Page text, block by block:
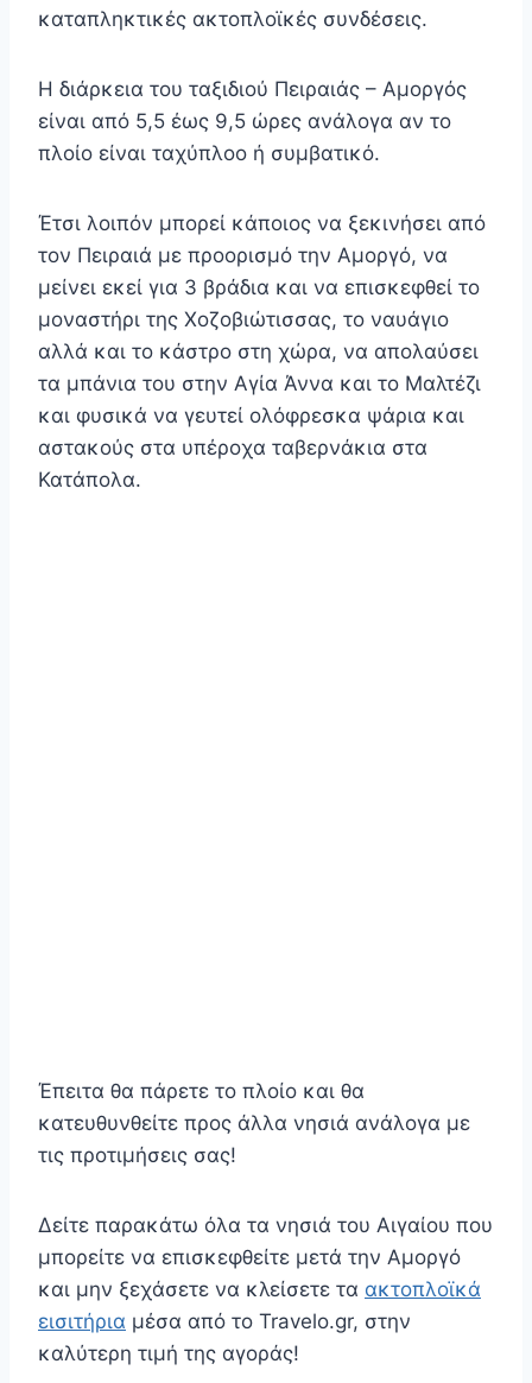
καταπληκτικές ακτοπλοϊκές συνδέσεις.
Η διάρκεια του ταξιδιού Πειραιάς – Αμοργός
είναι από 5,5 έως 9,5 ώρες ανάλογα αν το
πλοίο είναι ταχύπλοο ή συμβατικό.
Έτσι λοιπόν μπορεί κάποιος να ξεκινήσει από
τον Πειραιά με προορισμό την Αμοργό, να
μείνει εκεί για 3 βράδια και να επισκεφθεί το
μοναστήρι της Χοζοβιώτισσας, το ναυάγιο
αλλά και το κάστρο στη χώρα, να απολαύσει
τα μπάνια του στην Αγία Άννα και το Μαλτέζι
και φυσικά να γευτεί ολόφρεσκα ψάρια και
αστακούς στα υπέροχα ταβερνάκια στα
Κατάπολα.
Έπειτα θα πάρετε το πλοίο και θα
κατευθυνθείτε προς άλλα νησιά ανάλογα με
τις προτιμήσεις σας!
Δείτε παρακάτω όλα τα νησιά του Αιγαίου που
μπορείτε να επισκεφθείτε μετά την Αμοργό
και μην ξεχάσετε να κλείσετε τα ακτοπλοϊκά
εισιτήρια μέσα από το Travelo.gr, στην
καλύτερη τιμή της αγοράς!